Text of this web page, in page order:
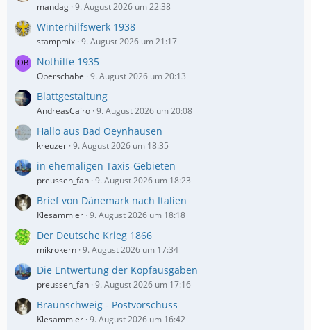
mandag 9. August 2026 um 22:38
Winterhilfswerk 1938
stampmix 9. August 2026 um 21:17
Nothilfe 1935
Oberschabe 9. August 2026 um 20:13
Blattgestaltung
AndreasCairo 9. August 2026 um 20:08
Hallo aus Bad Oeynhausen
kreuzer 9. August 2026 um 18:35
in ehemaligen Taxis-Gebieten
preussen_fan 9. August 2026 um 18:23
Brief von Dänemark nach Italien
Klesammler 9. August 2026 um 18:18
Der Deutsche Krieg 1866
mikrokern 9. August 2026 um 17:34
Die Entwertung der Kopfausgaben
preussen_fan 9. August 2026 um 17:16
Braunschweig - Postvorschuss
Klesammler 9. August 2026 um 16:42